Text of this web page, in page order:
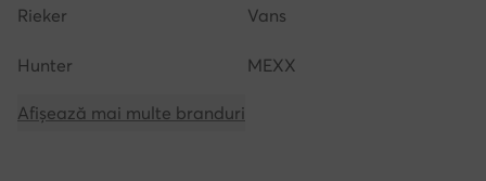
Rieker Vans
Hunter MEXX
Afișează mai multe branduri